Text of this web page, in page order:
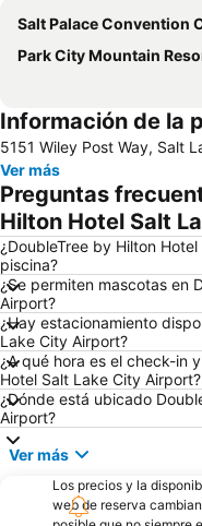
Salt Palace Convention
Park City Mountain
Información de la
5151 Wiley Post Way, Salt
Ver más
Preguntas
Hilton Hotel Salt
¿DoubleTree by Hilton
piscina?
¿Se permiten mascotas en
Airport?
¿Hay estacionamiento
Lake City Airport?
¿A qué hora es el check-in
Hotel Salt Lake City Airport?
¿Dónde está ubicado
Airport?
Ver más
Los precios y la
web de reserva